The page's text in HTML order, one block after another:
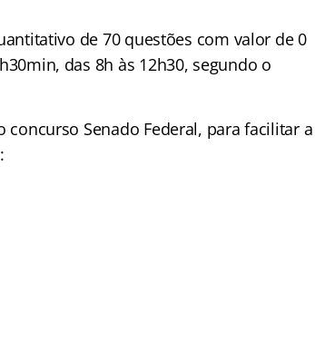
de 70 questões com valor de 0
das 8h às 12h30, segundo o
Senado Federal, para facilitar a